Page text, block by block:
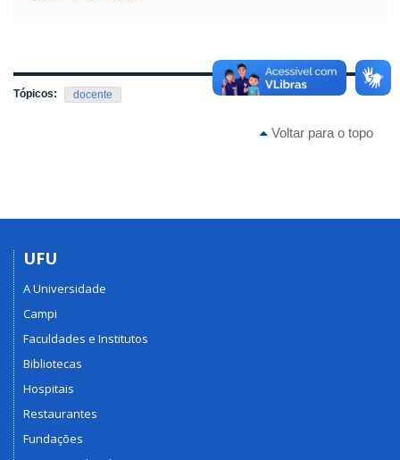
Tópicos: docente
Voltar para o topo
UFU
A Universidade
Campi
Faculdades e Institutos
Bibliotecas
Hospitais
Restaurantes
Fundações